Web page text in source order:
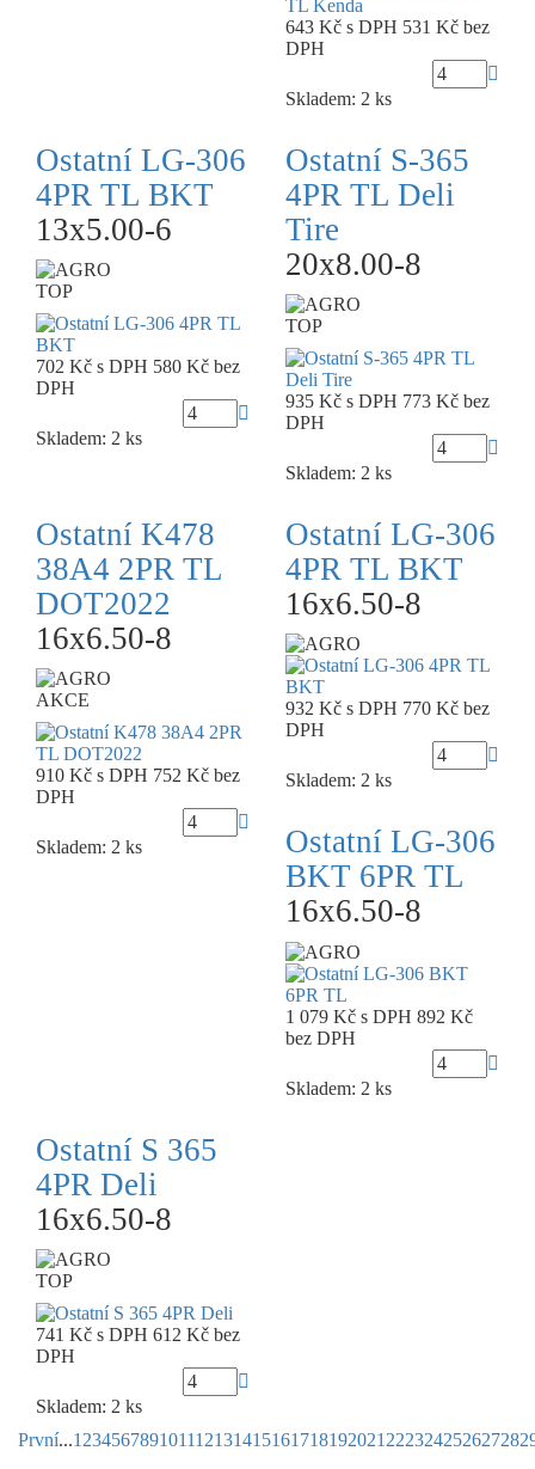
643 Kč s DPH 531 Kč bez
DPH
Skladem: 2 ks
Ostatní LG-306
4PR TL BKT
13x5.00-6
TOP
702 Kč s DPH 580 Kč bez
DPH
Skladem: 2 ks
Ostatní S-365
4PR TL Deli
Tire
20x8.00-8
TOP
935 Kč s DPH 773 Kč bez
DPH
Skladem: 2 ks
Ostatní K478
38A4 2PR TL
DOT2022
16x6.50-8
AKCE
910 Kč s DPH 752 Kč bez
DPH
Skladem: 2 ks
Ostatní LG-306
4PR TL BKT
16x6.50-8
932 Kč s DPH 770 Kč bez
DPH
Skladem: 2 ks
Ostatní LG-306
BKT 6PR TL
16x6.50-8
1 079 Kč s DPH 892 Kč
bez DPH
Skladem: 2 ks
Ostatní S 365
4PR Deli
16x6.50-8
TOP
741 Kč s DPH 612 Kč bez
DPH
Skladem: 2 ks
První...1 23456789101112131415161718192021 22232425262728